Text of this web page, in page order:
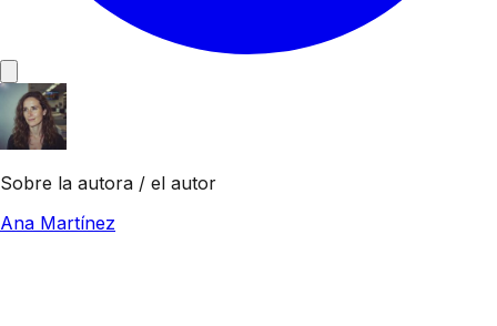
Sobre la autora / el autor
Ana Martínez